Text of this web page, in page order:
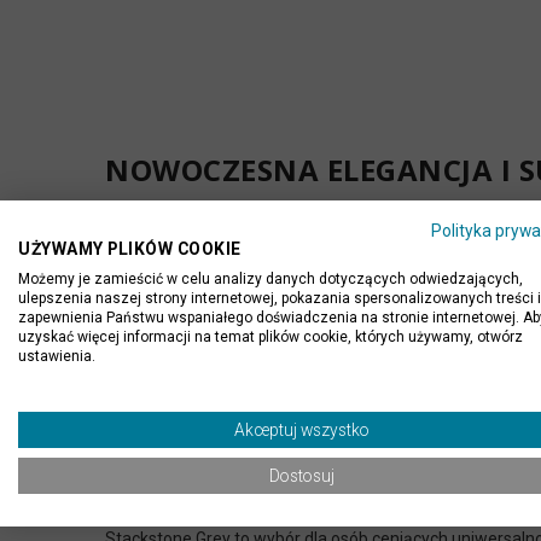
NOWOCZESNA ELEGANCJA I
Panel ścienny Łupek Stackstone Grey 10x36x0,8-1,3 cm
jasnego po grafit – sprawia, że panel idealnie wpisuje
Struktura typu stackstone tworzy efekt trójwymiarowej
tworząc spójną i stylową przestrzeń. Każdy element
Format 10x36 cm oraz zróżnicowana grubość 0,8–1,3
uniwersalne rozwiązanie do zastosowań wewnętrznych
STYL, KTÓRY PASUJE
Polityka
UŻYWAMY PLIKÓW COOKIE
Możemy je zamieścić w celu analizy danych dotyczących odwiedzających,
ulepszenia naszej strony internetowej, pokazania spersonalizowanych treści i
zapewnienia Państwu wspaniałego doświadczenia na stronie internetowej.
uzyskać więcej informacji na temat plików cookie, których używamy, otwórz
ustawienia.
Akceptuj wszystko
Dostosuj